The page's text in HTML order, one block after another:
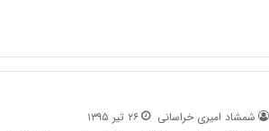
شمشاد امیری خراسانی ۲۶ تیر ۱۳۹۵